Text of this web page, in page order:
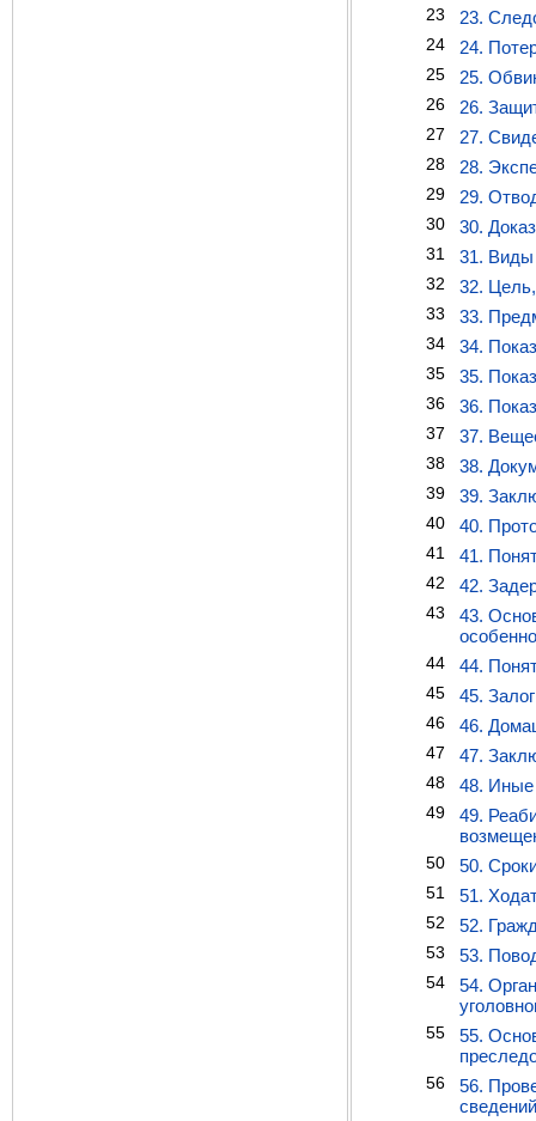
23 23.
24 24.
25 25.
26 26.
27 27.
28 28.
29 29.
30 30.
31 31. Виды
32 32.
33 33.
34 34.
35 35.
36 36.
37 37.
38 38.
39 39.
40 40.
41 41.
42 42.
43
43.
44 44.
45 45.
46 46.
47 47.
48 48. Иные
49
49.
50 50.
51 51.
52 52.
53 53.
54
54.
55
55.
56
56.